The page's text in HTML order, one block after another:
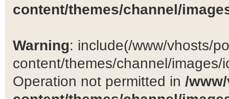
content/themes/channel/
Warning: include(/www/vhosts/
content/themes/channel/
Operation not permitted in /